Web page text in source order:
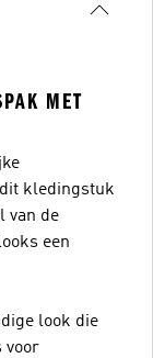
MET
kledingstuk
van de
een
look die
voor